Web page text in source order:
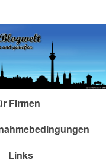
Firmen
Links